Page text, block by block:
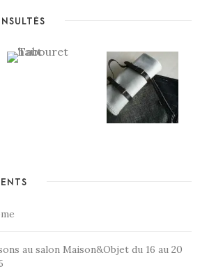
au salon Maison&Objet du 16 au 20